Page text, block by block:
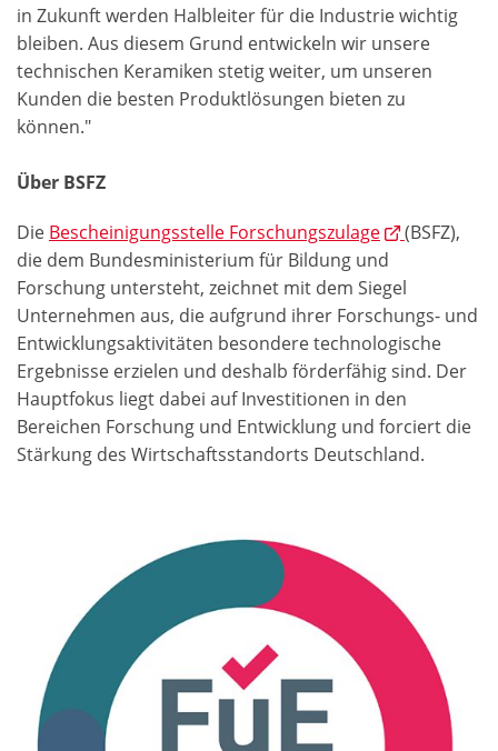
in Zukunft werden Halbleiter für die Industrie wichtig
bleiben. Aus diesem Grund entwickeln wir unsere
technischen Keramiken stetig weiter, um unseren
Kunden die besten Produktlösungen bieten zu
können."
Über BSFZ
Die Bescheinigungsstelle Forschungszulage
(BSFZ),
die dem Bundesministerium für Bildung und
Forschung untersteht, zeichnet mit dem Siegel
Unternehmen aus, die aufgrund ihrer Forschungs- und
Entwicklungsaktivitäten besondere technologische
Ergebnisse erzielen und deshalb förderfähig sind. Der
Hauptfokus liegt dabei auf Investitionen in den
Bereichen Forschung und Entwicklung und forciert die
Stärkung des Wirtschaftsstandorts Deutschland.